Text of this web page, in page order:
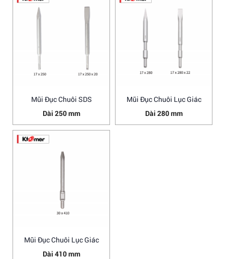
Mũi Đục Chuôi SDS
Dài 250 mm
Mũi Đục Chuôi Lục Giác
Dài 280 mm
Mũi Đục Chuôi Lục Giác
Dài 410 mm